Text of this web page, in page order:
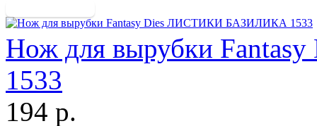
Нож для вырубки
1533
194 р.